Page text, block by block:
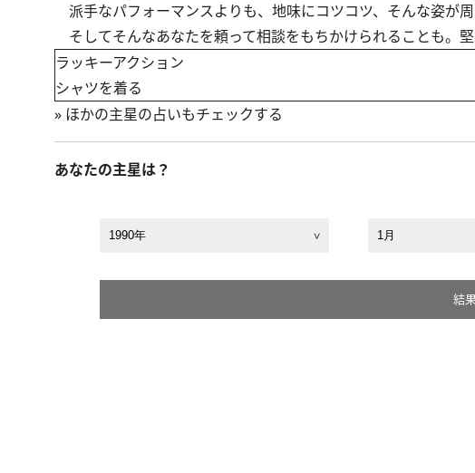
派手なパフォーマンスよりも、地味にコツコツ、そんな姿が周
そしてそんなあなたを頼って相談をもちかけられることも。
ラッキーアクション
シャツを着る
» ほかの主星の占いもチェックする
あなたの主星は？
結